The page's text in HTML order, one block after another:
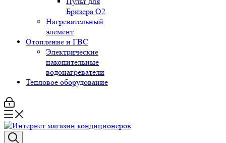
Бризера O2
Нагревательный
элемент
Отопление и ГВС
Электрические
накопительные
водонагреватели
Тепловое оборудование